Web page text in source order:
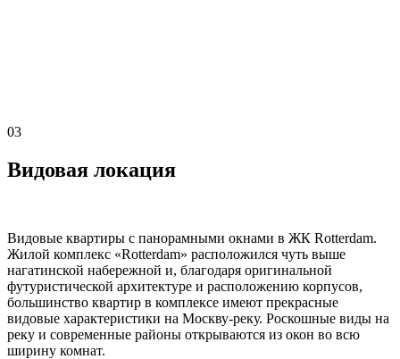
03
Видовая локация
Видовые квартиры c панорамными окнами в ЖК Rotterdam.
Жилой комплекс «Rotterdam» расположился чуть выше
нагатинской набережной и, благодаря оригинальной
футуристической архитектуре и расположению корпусов,
большинство квартир в комплексе имеют прекрасные
видовые характеристики на Москву-реку. Роскошные виды на
реку и современные районы открываются из окон во всю
ширину комнат.